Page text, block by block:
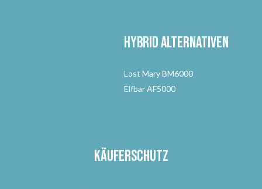
Hybrid Alternativen
Lost Mary BM6000
Elfbar AF5000
Käuferschutz